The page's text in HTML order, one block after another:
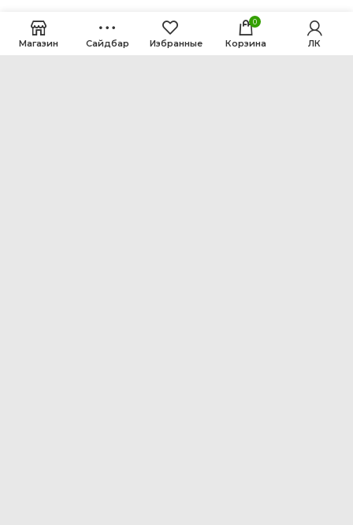
Магазин Сайдбар Избранные
0
Корзина ЛК